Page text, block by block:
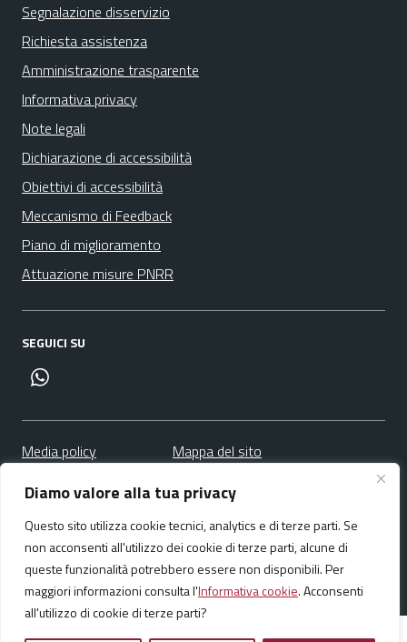
Diamo valore alla tua privacy
Questo sito utilizza cookie tecnici, analytics e di terze parti. Se
non acconsenti all'utilizzo dei cookie di terze parti, alcune di
queste funzionalità potrebbero essere non disponibili. Per
maggiori informazioni consulta l'Informativa cookie. Acconsenti
all'utilizzo di cookie di terze parti?
Segnalazione disservizio
Richiesta assistenza
Amministrazione trasparente
Informativa privacy
Note legali
Dichiarazione di accessibilità
Obiettivi di accessibilità
Meccanismo di Feedback
Piano di miglioramento
Attuazione misure PNRR
SEGUICI SU
Media policy Mappa del sito
Realizzato da: NeMeA Sistemi Srl